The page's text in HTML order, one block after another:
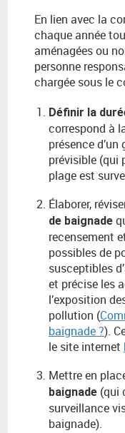
En lien avec la
chaque année
aménagées ou
personne
chargée sous le
Définir la
correspond à
présence
prévisible (qui
plage est
Élaborer,
de baignade
recensement
possibles de
susceptibles
et précise les
l’exposition
pollution (
baignade ?).
le site internet
Mettre en
baignade (qui
surveillance
baignade).